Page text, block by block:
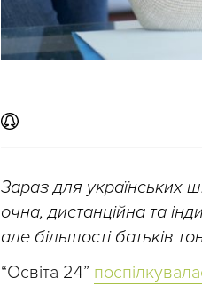
Зараз для українських
очна, дистанційна та
але більшості батьків
“Освіта 24”